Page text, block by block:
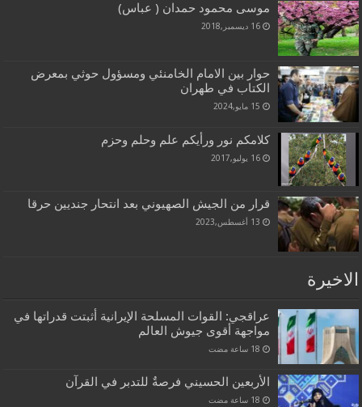
موسى محمود حمدان ( عباس)
16 ديسمبر,2018
حوار بين الامام الخامنئي ومسؤول حوثي بمعرض
الكتاب في طهران
15 مايو,2024
كلامكم نور ورأيكم علم وحلم وحزم
16 يوليو,2017
قرار من الجيش الصهيوني بعد انتحار جنديين حرقا
13 أغسطس,2023
الاخيرة
عراقجي: القوات المسلحة الإيرانية أثبتت قدراتها في
مواجهة أقوى جيوش العالم
الأربعين الحسيني فرصةٌ للتدبر في القرآن